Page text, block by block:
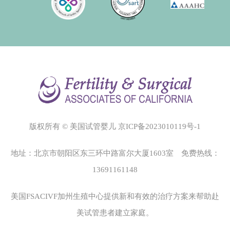
版权所有 © 美国试管婴儿 京ICP备2023010119号-1
地址：北京市朝阳区东三环中路富尔大厦1603室 免费热线：
13691161148
美国FSACIVF加州生殖中心提供新和有效的治疗方案来帮助赴
美试管患者建立家庭。